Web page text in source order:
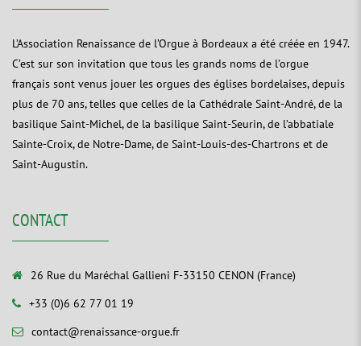
L’Association Renaissance de l’Orgue à Bordeaux a été créée en 1947.
C’est sur son invitation que tous les grands noms de l’orgue
français sont venus jouer les orgues des églises bordelaises, depuis
plus de 70 ans, telles que celles de la Cathédrale Saint-André, de la
basilique Saint-Michel, de la basilique Saint-Seurin, de l’abbatiale
Sainte-Croix, de Notre-Dame, de Saint-Louis-des-Chartrons et de
Saint-Augustin.
CONTACT
26 Rue du Maréchal Gallieni F-33150 CENON (France)
+33 (0)6 62 77 01 19
contact@renaissance-orgue.fr